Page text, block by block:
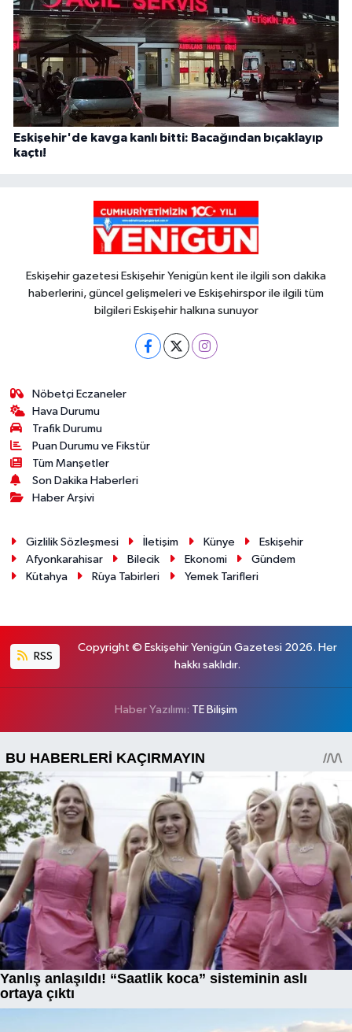
Eskişehir'de kavga kanlı bitti: Bacağından bıçaklayıp
kaçtı!
Eskişehir gazetesi Eskişehir Yenigün kent ile ilgili son dakika
haberlerini, güncel gelişmeleri ve Eskişehirspor ile ilgili tüm
bilgileri Eskişehir halkına sunuyor
Nöbetçi Eczaneler
Hava Durumu
Trafik Durumu
Puan Durumu ve Fikstür
Tüm Manşetler
Son Dakika Haberleri
Haber Arşivi
Gizlilik Sözleşmesi İletişim Künye
Eskişehir
Afyonkarahisar
Bilecik Ekonomi
Gündem
Kütahya
Rüya Tabirleri Yemek Tarifleri
RSS
Copyright © Eskişehir Yenigün Gazetesi 2026. Her
hakkı saklıdır.
Haber Yazılımı: TE Bilişim